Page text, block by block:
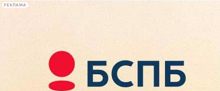
РЕКЛАМА
Сегодня:
2026.08.08
13:53